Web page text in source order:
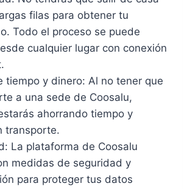
filas para obtener tu
Todo el proceso se puede
cualquier lugar con conexión
tiempo y dinero: Al no tener que
a una sede de Coosalu,
ahorrando tiempo y
transporte.
La plataforma de Coosalu
medidas de seguridad y
para proteger tus datos